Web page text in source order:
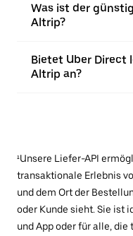
Was ist der
Altrip?
Bietet Uber Direct
Altrip an?
¹Unsere Liefer-API
transaktionale Erlebnis
und dem Ort der
oder Kunde sieht. Sie ist
und App oder für alle,